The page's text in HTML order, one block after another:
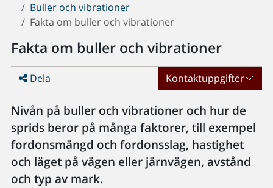
är
här:
Buller och vibrationer
Fakta om buller och vibrationer
Fakta om buller och vibrationer
Dela Kontaktuppgifter
Nivån på buller och vibrationer och hur de
sprids beror på många faktorer, till exempel
fordonsmängd och fordonsslag, hastighet
och läget på vägen eller järnvägen, avstånd
och typ av mark.